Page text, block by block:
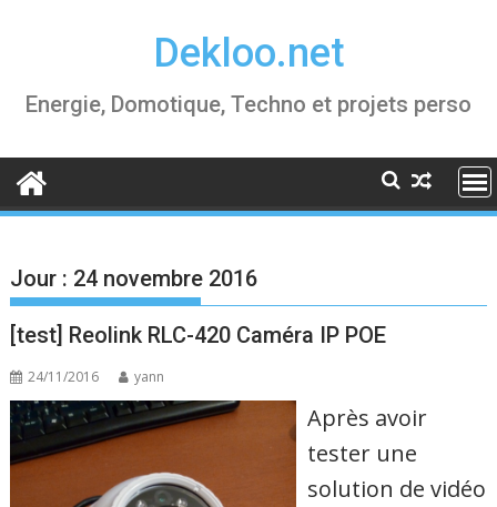
Dekloo.net
Energie, Domotique, Techno et projets perso
Jour : 24 novembre 2016
[test] Reolink RLC-420 Caméra IP POE
24/11/2016 yann
Après avoir
tester une
solution de vidéo